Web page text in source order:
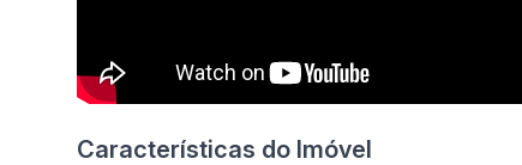
Características do Imóvel